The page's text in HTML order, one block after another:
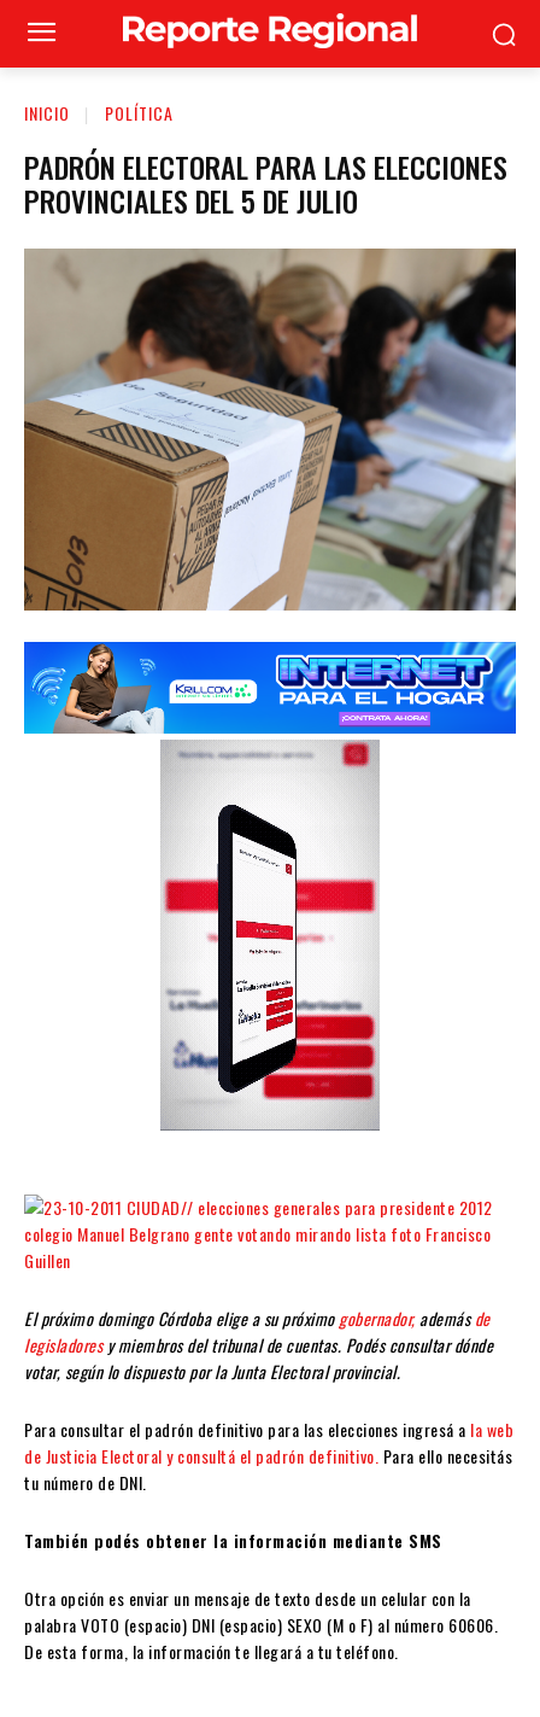
INICIO POLÍTICA
PADRÓN ELECTORAL PARA LAS ELECCIONES
PROVINCIALES DEL 5 DE JULIO
El próximo domingo Córdoba elige a su próximogobernador,ademásde
legisladoresy miembros del tribunal de cuentas. Podés consultar dónde
votar, según lo dispuesto por la Junta Electoral provincial.
Para consultar el padrón definitivo para las elecciones ingresá a la web
de Justicia Electoral y consultá el padrón definitivo. Para ello necesitás
tu número de DNI.
También podés obtener la información mediante SMS
Otra opción es enviar un mensaje de texto desde un celular con la
palabra VOTO (espacio) DNI (espacio) SEXO (M o F) al número 60606.
De esta forma, la información te llegará a tu teléfono.